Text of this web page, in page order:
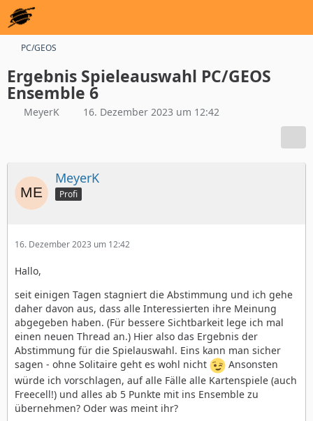
PC/GEOS
Ergebnis Spieleauswahl PC/GEOS
Ensemble 6
MeyerK 16. Dezember 2023 um 12:42
MeyerK
Profi
16. Dezember 2023 um 12:42
Hallo,
seit einigen Tagen stagniert die Abstimmung und ich gehe
daher davon aus, dass alle Interessierten ihre Meinung
abgegeben haben. (Für bessere Sichtbarkeit lege ich mal
einen neuen Thread an.) Hier also das Ergebnis der
Abstimmung für die Spielauswahl. Eins kann man sicher
sagen - ohne Solitaire geht es wohl nicht
Ansonsten
würde ich vorschlagen, auf alle Fälle alle Kartenspiele (auch
Freecell!) und alles ab 5 Punkte mit ins Ensemble zu
übernehmen? Oder was meint ihr?